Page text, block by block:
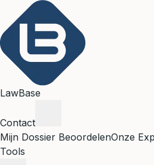
LawBase
Contact
Mijn Dossier BeoordelenOnze
Tools